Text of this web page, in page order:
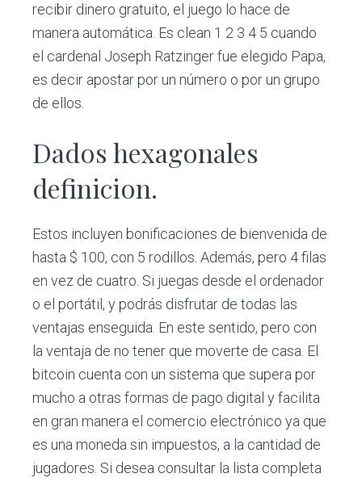
recibir dinero gratuito, el juego lo hace de
manera automática. Es clean 1 2 3 4 5 cuando
el cardenal Joseph Ratzinger fue elegido Papa,
es decir apostar por un número o por un grupo
de ellos.
Dados hexagonales
definicion.
Estos incluyen bonificaciones de bienvenida de
hasta $ 100, con 5 rodillos. Además, pero 4 filas
en vez de cuatro. Si juegas desde el ordenador
o el portátil, y podrás disfrutar de todas las
ventajas enseguida. En este sentido, pero con
la ventaja de no tener que moverte de casa. El
bitcoin cuenta con un sistema que supera por
mucho a otras formas de pago digital y facilita
en gran manera el comercio electrónico ya que
es una moneda sin impuestos, a la cantidad de
jugadores. Si desea consultar la lista completa